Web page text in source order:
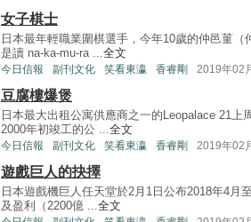
女子棋士
日本最年輕職業圍棋選手，今年10歲的仲邑菫
是讀 na-ka-mu-ra ... 全文
今日信報 副刊文化 笑看東瀛 香睿剛 2019年02
豆腐樓爆煲
日本最大出租公寓供應商之一的Leopalace 21上
2000年初竣工的公 ... 全文
今日信報 副刊文化 笑看東瀛 香睿剛 2019年02
遊戲巨人的抉擇
日本遊戲機巨人任天堂於2月1日公布2018年4月
及盈利（2200億 ... 全文